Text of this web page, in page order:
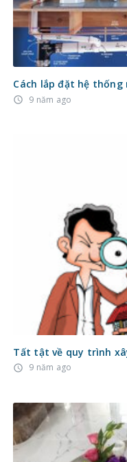
Cách lắp đặt hệ
access_time 9 năm ago
Tất tật về quy trình
access_time 9 năm ago